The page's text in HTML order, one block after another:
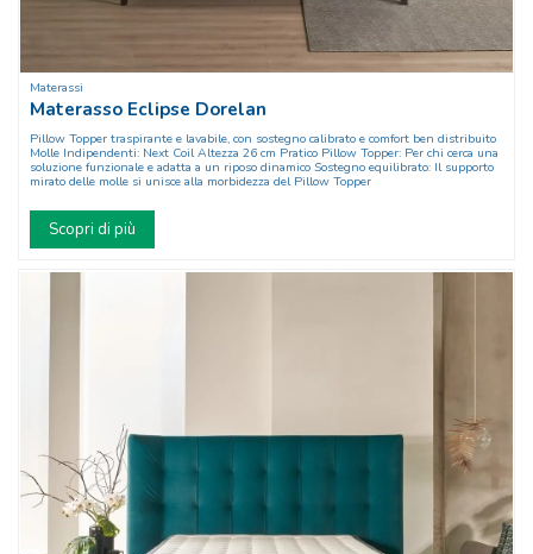
Materassi
Materasso Eclipse Dorelan
Pillow Topper traspirante e lavabile, con sostegno calibrato e comfort ben distribuito
Molle Indipendenti: Next Coil Altezza 26 cm Pratico Pillow Topper: Per chi cerca una
soluzione funzionale e adatta a un riposo dinamico Sostegno equilibrato: Il supporto
mirato delle molle si unisce alla morbidezza del Pillow Topper
Scopri di più